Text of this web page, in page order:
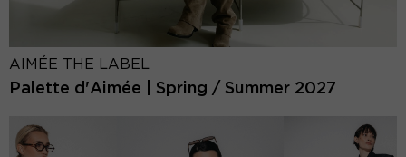
AIMÉE THE LABEL
Palette d'Aimée | Spring / Summer 2027